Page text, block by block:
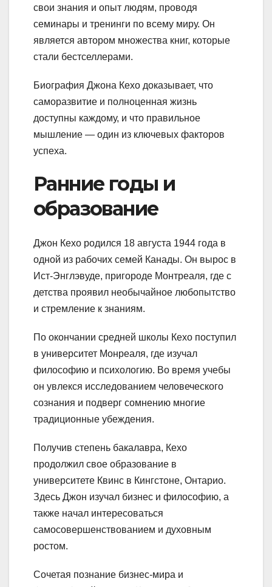
свои знания и опыт людям, проводя
семинары и тренинги по всему миру. Он
является автором множества книг, которые
стали бестселлерами.
Биография Джона Кехо доказывает, что
саморазвитие и полноценная жизнь
доступны каждому, и что правильное
мышление — один из ключевых факторов
успеха.
Ранние годы и
образование
Джон Кехо родился 18 августа 1944 года в
одной из рабочих семей Канады. Он вырос в
Ист-Энглэвуде, пригороде Монтреаля, где с
детства проявил необычайное любопытство
и стремление к знаниям.
По окончании средней школы Кехо поступил
в университет Монреаля, где изучал
философию и психологию. Во время учебы
он увлекся исследованием человеческого
сознания и подверг сомнению многие
традиционные убеждения.
Получив степень бакалавра, Кехо
продолжил свое образование в
университете Квинс в Кингстоне, Онтарио.
Здесь Джон изучал бизнес и философию, а
также начал интересоваться
самосовершенствованием и духовным
ростом.
Сочетая познание бизнес-мира и